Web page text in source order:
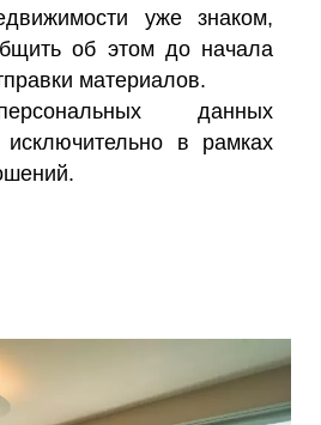
уже знаком,
об этом до начала
материалов.
данных
исключительно в рамках